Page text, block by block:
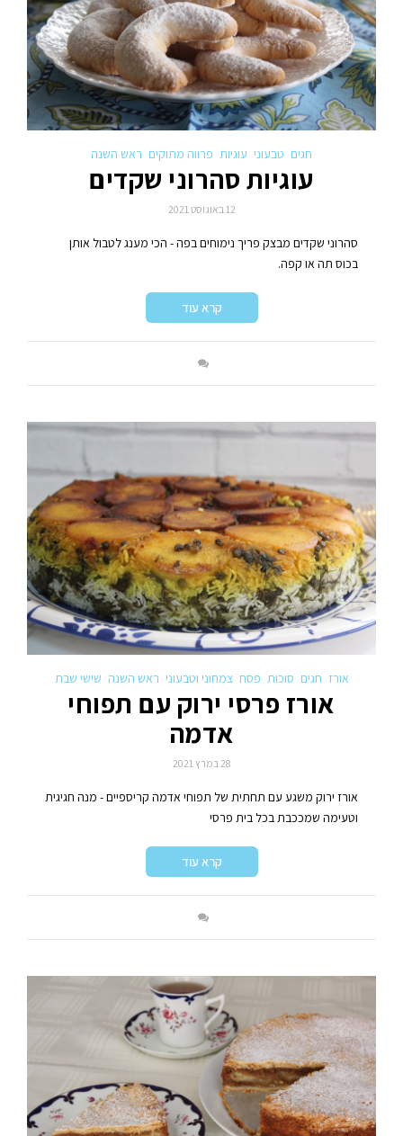
חגים טבעוני עוגיות פרווה מתוקים ראש השנה
עוגיות סהרוני שקדים
12 באוגוסט 2021
סהרוני שקדים מבצק פריך נימוחים בפה - הכי מענג לטבול אותן
בכוס תה או קפה.
קרא עוד
אורז חגים סוכות פסח צמחוני וטבעוני ראש השנה שישי שבת
אורז פרסי ירוק עם תפוחי
אדמה
28 במרץ 2021
אורז ירוק משגע עם תחתית של תפוחי אדמה קריספיים - מנה חגיגית
וטעימה שמככבת בכל בית פרסי
קרא עוד